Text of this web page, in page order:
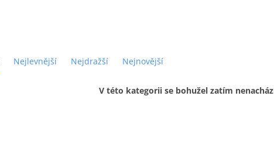
Nejlevnější Nejdražší Nejnovější
V této kategorii se bohužel zatím